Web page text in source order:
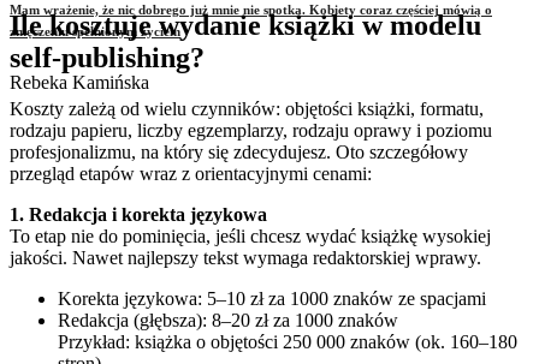
Mam wrażenie, że nic dobrego już mnie nie spotka. Kobiety coraz częściej mówią o
zmęczeniu spełnionym życiem
Rebeka Kamińska
Ile kosztuje wydanie książki w modelu
self-publishing?
Koszty zależą od wielu czynników: objętości książki, formatu,
rodzaju papieru, liczby egzemplarzy, rodzaju oprawy i poziomu
profesjonalizmu, na który się zdecydujesz. Oto szczegółowy
przegląd etapów wraz z orientacyjnymi cenami:
1. Redakcja i korekta językowa
To etap nie do pominięcia, jeśli chcesz wydać książkę wysokiej
jakości. Nawet najlepszy tekst wymaga redaktorskiej wprawy.
Korekta językowa: 5–10 zł za 1000 znaków ze spacjami
Redakcja (głębsza): 8–20 zł za 1000 znaków
Przykład: książka o objętości 250 000 znaków (ok. 160–180